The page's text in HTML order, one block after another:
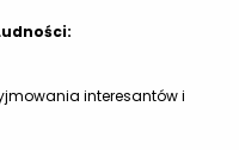
interesantów i